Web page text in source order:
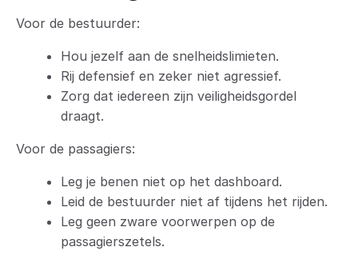
Voor de bestuurder:
Hou jezelf aan de snelheidslimieten.
Rij defensief en zeker niet agressief.
Zorg dat iedereen zijn veiligheidsgordel
draagt.
Voor de passagiers:
Leg je benen niet op het dashboard.
Leid de bestuurder niet af tijdens het rijden.
Leg geen zware voorwerpen op de
passagierszetels.